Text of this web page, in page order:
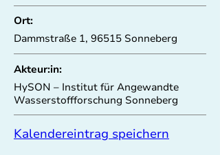
Ort:
Dammstraße 1, 96515 Sonneberg
Akteur:in:
HySON – Institut für Angewandte
Wasserstoffforschung Sonneberg
Kalendereintrag speichern